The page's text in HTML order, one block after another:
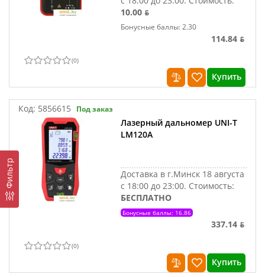
Фильтр
10.00 ƃ
Бонусные баллы: 2.30
114.84 ƃ
(0)
Купить
Код: 5856615 Под заказ
Лазерный дальномер UNI-T
LM120A
Доставка в г.Минск 18 августа
с 18:00 до 23:00. Стоимость:
БЕСПЛАТНО
Бонусные баллы: 16.86
337.14 ƃ
(0)
Купить